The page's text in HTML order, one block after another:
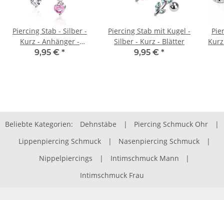
Piercing Stab - Silber -
Kurz - Anhänger -
Schleife
9,95 € *
Piercing Stab mit Kugel -
Silber - Kurz - Blätter
9,95 € *
Beliebte Kategorien: Dehnstäbe | Piercing Schmuck Ohr
|
Lippenpiercing Schmuck
| Nasenpiercing Schmuck
|
Nippelpiercings
| Intimschmuck Mann
|
Intimschmuck Frau